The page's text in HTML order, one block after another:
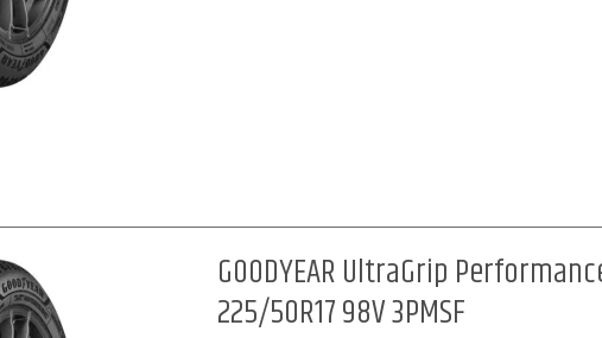
GOODYEAR UltraGrip
225/50R17 98V 3PMSF